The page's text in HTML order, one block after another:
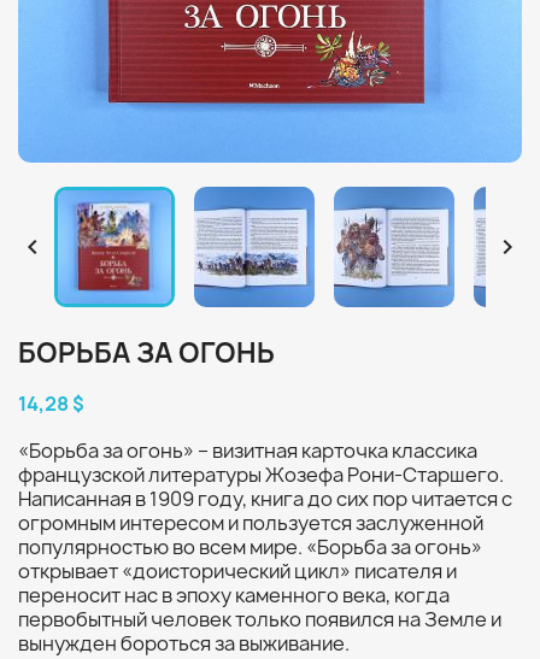
 
БОРЬБА ЗА ОГОНЬ
14,28 $
«Борьба за огонь» – визитная карточка классика
французской литературы Жозефа Рони-Старшего.
Написанная в 1909 году, книга до сих пор читается с
огромным интересом и пользуется заслуженной
популярностью во всем мире. «Борьба за огонь»
открывает «доисторический цикл» писателя и
переносит нас в эпоху каменного века, когда
первобытный человек только появился на Земле и
вынужден бороться за выживание.